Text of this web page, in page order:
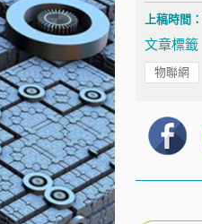
上稿時間：
文章標籤
物聯網